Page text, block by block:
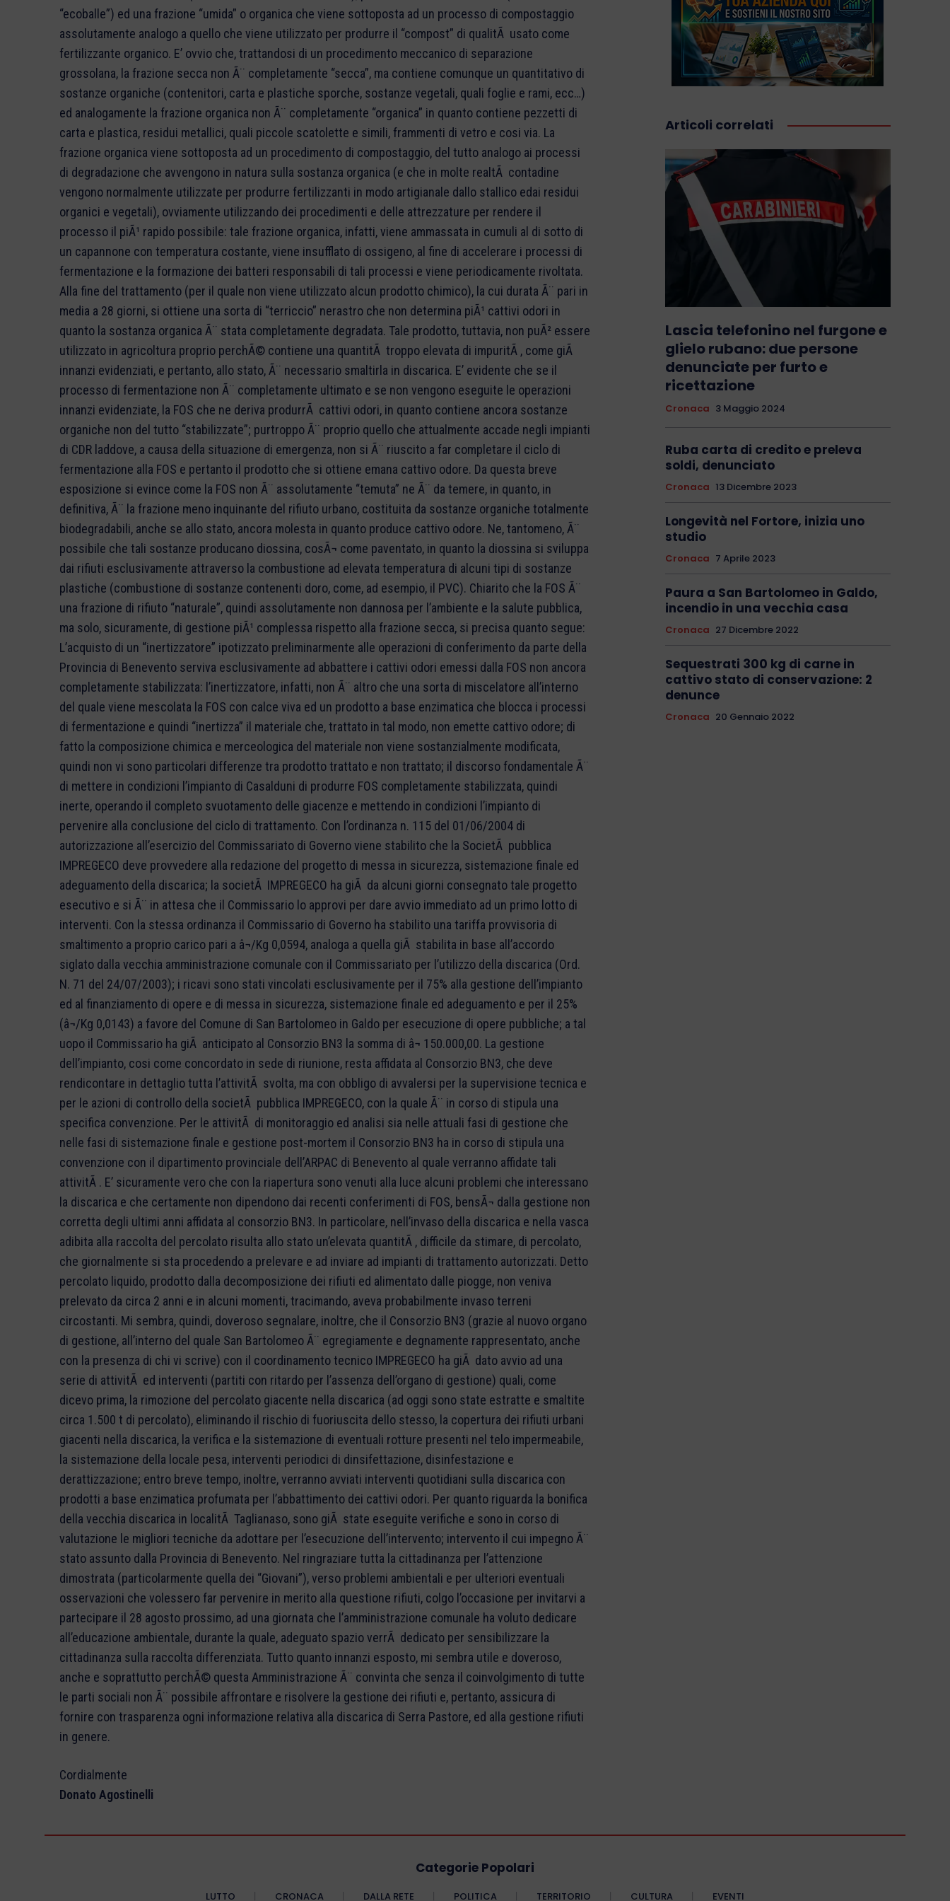
Cordialmente
Donato Agostinelli
Articoli correlati
Lascia telefonino nel furgone e
glielo rubano: due persone
denunciate per furto e
ricettazione
Cronaca 3 Maggio 2024
Ruba carta di credito e preleva
soldi, denunciato
Cronaca 13 Dicembre 2023
Longevità nel Fortore, inizia uno
studio
Cronaca 7 Aprile 2023
Paura a San Bartolomeo in Galdo,
incendio in una vecchia casa
Cronaca 27 Dicembre 2022
Sequestrati 300 kg di carne in
cattivo stato di conservazione: 2
denunce
Cronaca 20 Gennaio 2022
Categorie Popolari
LUTTO CRONACA DALLA RETE POLITICA TERRITORIO CULTURA EVENTI